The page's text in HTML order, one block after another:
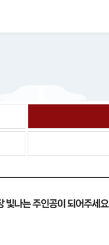
빛나는 주인공이 되어주세